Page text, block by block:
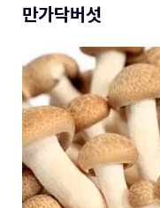
만가닥버섯